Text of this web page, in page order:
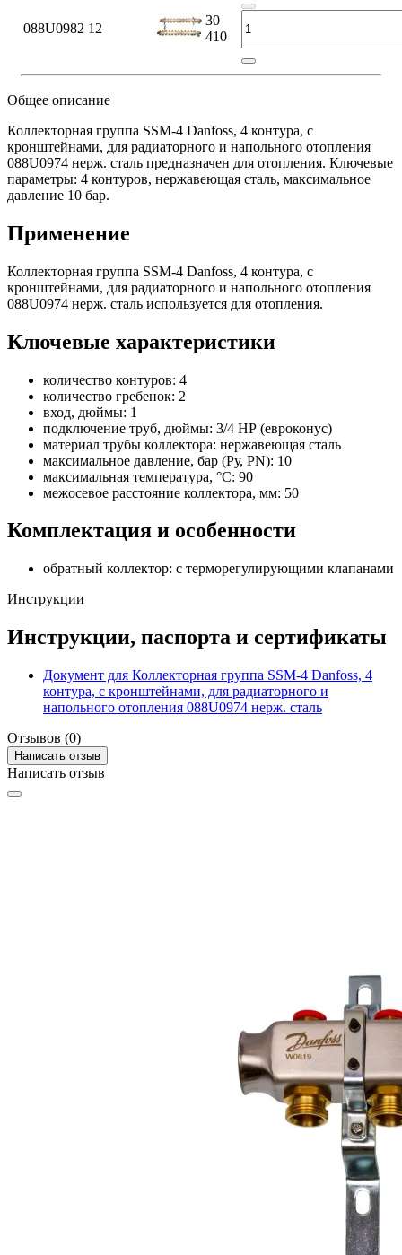
088U0982 12
30
410
Общее описание
Коллекторная группа SSM-4 Danfoss, 4 контура, с
кронштейнами, для радиаторного и напольного отопления
088U0974 нерж. сталь предназначен для отопления. Ключевые
параметры: 4 контуров, нержавеющая сталь, максимальное
давление 10 бар.
Применение
Коллекторная группа SSM-4 Danfoss, 4 контура, с
кронштейнами, для радиаторного и напольного отопления
088U0974 нерж. сталь используется для отопления.
Ключевые характеристики
количество контуров: 4
количество гребенок: 2
вход, дюймы: 1
подключение труб, дюймы: 3/4 НР (евроконус)
материал трубы коллектора: нержавеющая сталь
максимальное давление, бар (Ру, PN): 10
максимальная температура, °C: 90
межосевое расстояние коллектора, мм: 50
Комплектация и особенности
обратный коллектор: с терморегулирующими клапанами
Инструкции
Инструкции, паспорта и сертификаты
Документ для Коллекторная группа SSM-4 Danfoss, 4
контура, с кронштейнами, для радиаторного и
напольного отопления 088U0974 нерж. сталь
Отзывов (0)
Написать отзыв
Написать отзыв